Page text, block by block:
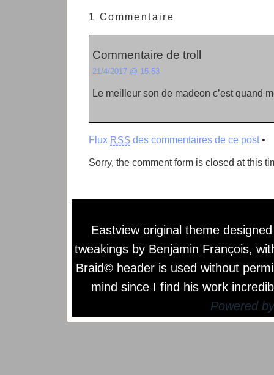
1 Commentaire
Commentaire de troll
21/4/2017 @ 15:53
Le meilleur son de madeon c’est quand
Flux RSS des commentaires de ce post•
Sorry, the comment form is closed at this
Eastview original theme
tweakings by Benjamin François,
Braid© header is used without
mind since I find his work
Powered